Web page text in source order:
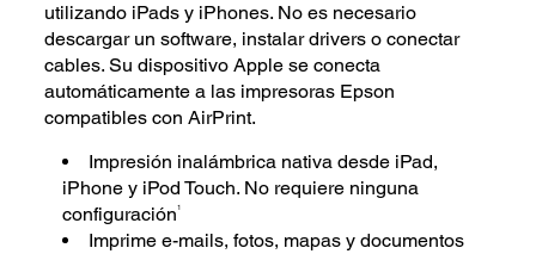
utilizando iPads y iPhones. No es necesario
descargar un software, instalar drivers o conectar
cables. Su dispositivo Apple se conecta
automáticamente a las impresoras Epson
compatibles con AirPrint.
Impresión inalámbrica nativa desde iPad,
iPhone y iPod Touch. No requiere ninguna
configuración1
Imprime e-mails, fotos, mapas y documentos